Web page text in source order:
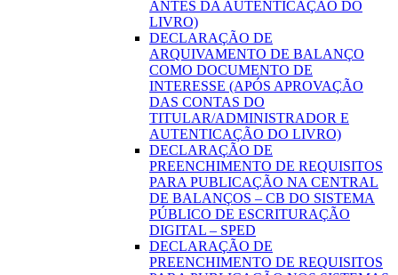
ANTES DA AUTENTICAÇÃO DO
LIVRO)
DECLARAÇÃO DE
ARQUIVAMENTO DE BALANÇO
COMO DOCUMENTO DE
INTERESSE (APÓS APROVAÇÃO
DAS CONTAS DO
TITULAR/ADMINISTRADOR E
AUTENTICAÇÃO DO LIVRO)
DECLARAÇÃO DE
PREENCHIMENTO DE REQUISITOS
PARA PUBLICAÇÃO NA CENTRAL
DE BALANÇOS – CB DO SISTEMA
PÚBLICO DE ESCRITURAÇÃO
DIGITAL – SPED
DECLARAÇÃO DE
PREENCHIMENTO DE REQUISITOS